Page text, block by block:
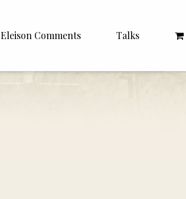
Eleison Comments Talks